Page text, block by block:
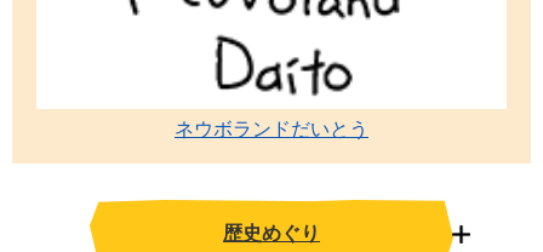
ネウボランドだいとう
歴史めぐり